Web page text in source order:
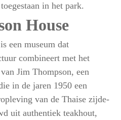
in het park.
House
een museum dat
combineert met het
Jim Thompson, een
in de jaren 1950 een
van de Thaise zijde-
uit authentiek teakhout,